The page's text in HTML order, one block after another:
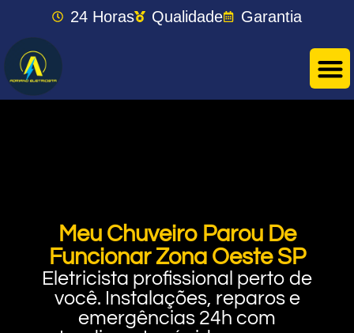
24 Horas Qualidade Garantia
Meu Chuveiro Parou De
Funcionar Zona Oeste SP
Eletricista profissional perto de
você. Instalações, reparos e
emergências 24h com